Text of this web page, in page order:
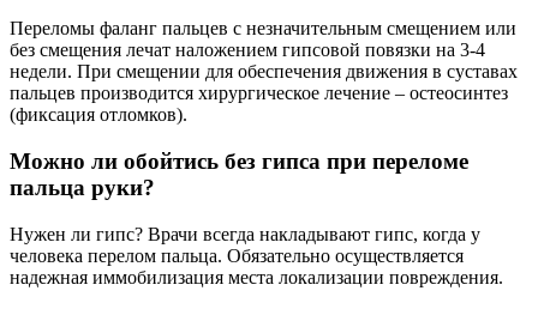
Переломы фаланг пальцев с незначительным смещением или
без смещения лечат наложением гипсовой повязки на 3-4
недели. При смещении для обеспечения движения в суставах
пальцев производится хирургическое лечение – остеосинтез
(фиксация отломков).
Можно ли обойтись без гипса при переломе
пальца руки?
Нужен ли гипс? Врачи всегда накладывают гипс, когда у
человека перелом пальца. Обязательно осуществляется
надежная иммобилизация места локализации повреждения.